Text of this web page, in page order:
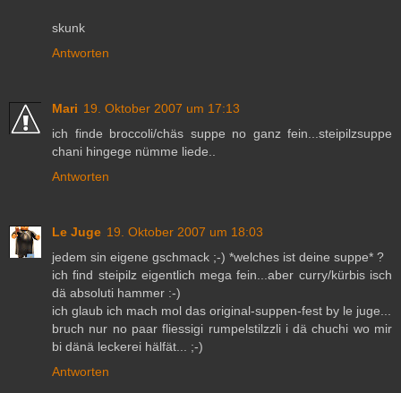
skunk
Antworten
Mari 19. Oktober 2007 um 17:13
ich finde broccoli/chäs suppe no ganz fein...steipilzsuppe
chani hingege nümme liede..
Antworten
Le Juge 19. Oktober 2007 um 18:03
jedem sin eigene gschmack ;-) *welches ist deine suppe* ?
ich find steipilz eigentlich mega fein...aber curry/kürbis isch
dä absoluti hammer :-)
ich glaub ich mach mol das original-suppen-fest by le juge...
bruch nur no paar fliessigi rumpelstilzzli i dä chuchi wo mir
bi dänä leckerei hälfät... ;-)
Antworten